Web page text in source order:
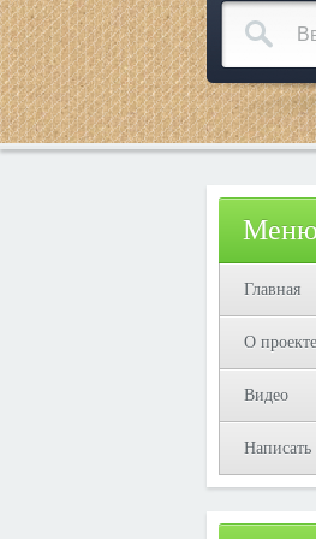
Меню
Главная
О проекте
Видео